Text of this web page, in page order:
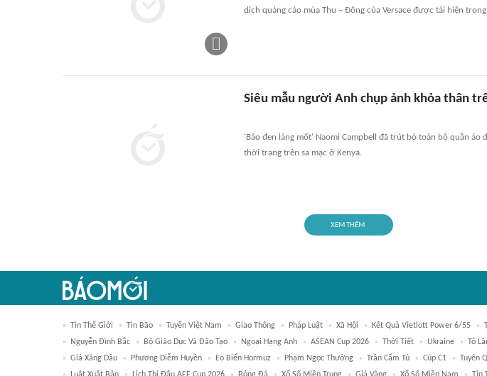
dịch quảng cáo mùa Thu – Đông của Versace được tái hiện
Siêu mẫu người Anh chụp ảnh khỏa thân
'Báo đen làng mốt' Naomi Campbell đã trút bỏ toàn bộ quần
thời trang trên sa mạc ở Kenya.
XEM THÊM
Tin Thế Giới Tin Bão Tuyển Việt Nam Giao Thông Pháp Luật Xã Hội Kết Quả Vietlott Power 6/55
Nguyễn Đình Bắc
Bộ Giáo Dục Và Đào Tạo Ngoại Hạng Anh ASEAN Cup 2026 Thời Tiết Ukraine Tô
Giá Xăng Dầu
Phương Diễm Huyền Eo Biển Hormuz Phạm Ngọc Thưởng Trần Cẩm Tú Cúp C1 Tuyên